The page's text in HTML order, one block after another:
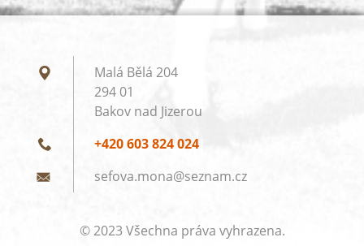
Malá Bělá 204
294 01
Bakov nad Jizerou
+420 603 824 024
sefova.mona@seznam.cz
© 2023 Všechna práva vyhrazena.